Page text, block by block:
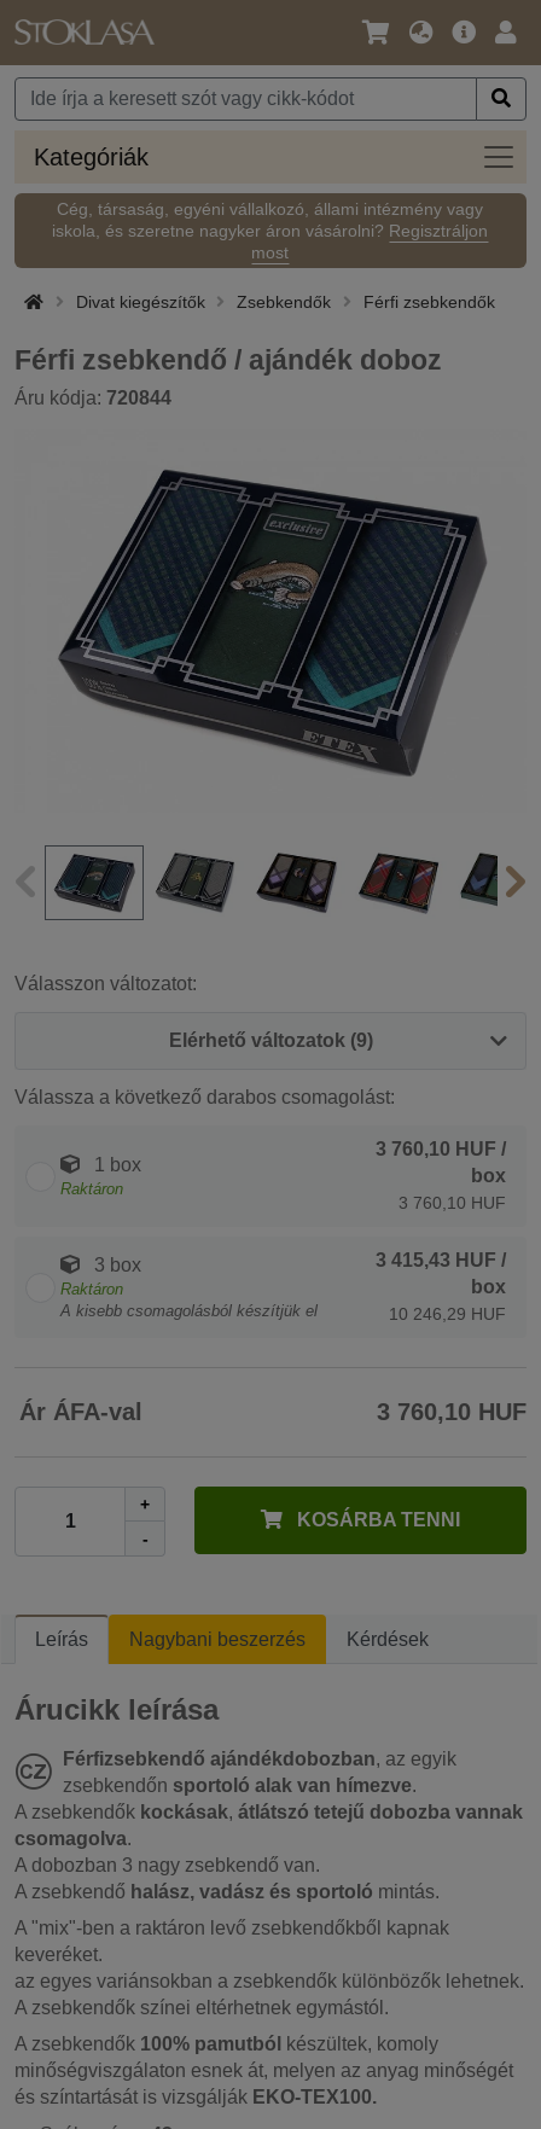
Nyelv
Pénznem
Fő
Kategóriák
Cég, társaság, egyéni vállalkozó, állami intézmény vagy
iskola, és szeretne nagyker áron vásárolni? Regisztráljon
most
Divat kiegészítők Zsebkendők Férfi zsebkendők
Férfi zsebkendő / ajándék doboz
Áru kódja: 720844
Válasszon változatot:
Elérhető változatok (9)
Válassza a következő darabos csomagolást:
1 box
Raktáron
3 760,10 HUF /
box
3 760,10 HUF
3 box
Raktáron
A kisebb csomagolásból készítjük el
3 415,43 HUF /
box
10 246,29 HUF
Ár ÁFA-val 3 760,10 HUF
+
-
KOSÁRBA TENNI
Leírás Nagybani beszerzés Kérdések
Árucikk leírása
Férfizsebkendő ajándékdobozban, az egyik
zsebkendőn sportoló alak van hímezve.
A zsebkendők kockásak, átlátszó tetejű dobozba vannak
csomagolva.
A dobozban 3 nagy zsebkendő van.
A zsebkendő halász, vadász és sportoló mintás.
A "mix"-ben a raktáron levő zsebkendőkből kapnak
keveréket.
az egyes variánsokban a zsebkendők különbözők lehetnek.
A zsebkendők színei eltérhetnek egymástól.
A zsebkendők 100% pamutból
készültek, komoly
minőségviszgálaton esnek át, melyen az anyag minőségét
és színtartását is vizsgálják EKO-TEX100.